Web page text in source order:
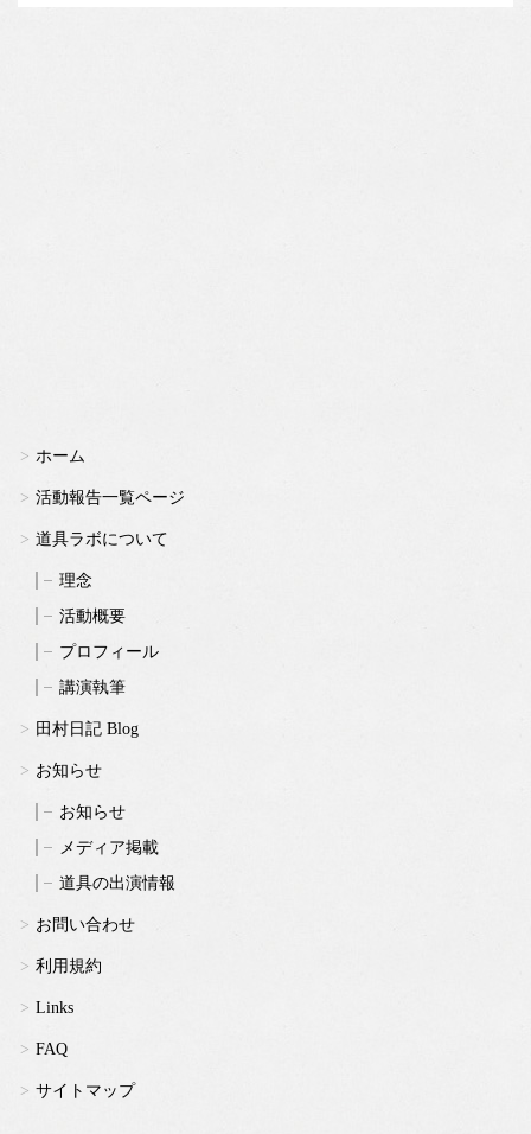
ホーム
活動報告一覧ページ
道具ラボについて
理念
活動概要
プロフィール
講演執筆
田村日記 Blog
お知らせ
お知らせ
メディア掲載
道具の出演情報
お問い合わせ
利用規約
Links
FAQ
サイトマップ